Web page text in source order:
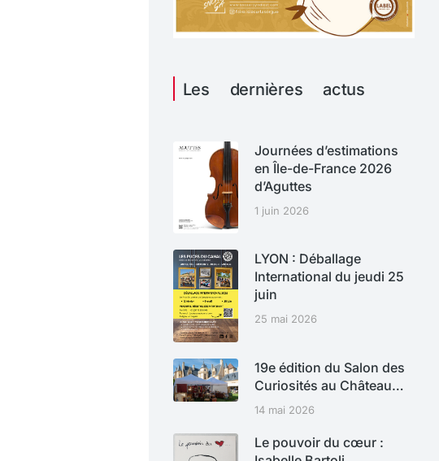
Les dernières actus
Journées d’estimations
en Île-de-France 2026
d’Aguttes
1 juin 2026
LYON : Déballage
International du jeudi 25
juin
25 mai 2026
19e édition du Salon des
Curiosités au Château…
14 mai 2026
Le pouvoir du cœur :